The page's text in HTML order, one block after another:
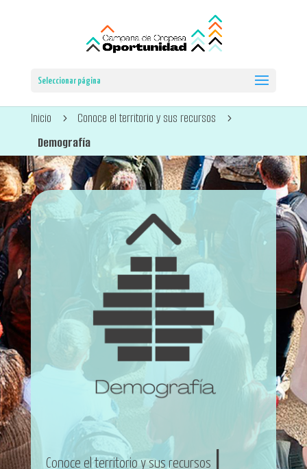
Seleccionar página
Inicio 5 Conoce el territorio y sus recursos 5
Demografía
Conoce el territorio y sus recursos